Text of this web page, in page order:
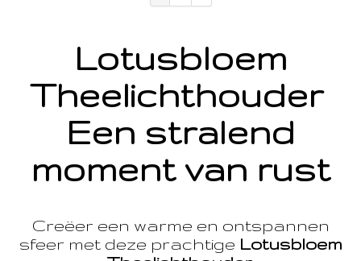
Lotusbloem
Theelichthouder
Een stralend
moment van rust
Creëer een warme en ontspannen
sfeer met deze prachtige Lotusbloem